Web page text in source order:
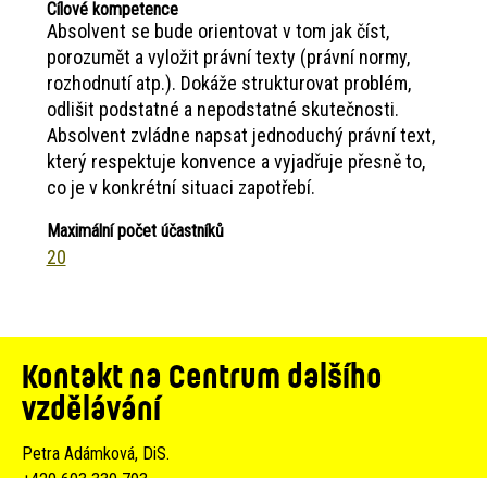
Cílové kompetence
Absolvent se bude orientovat v tom jak číst,
porozumět a vyložit právní texty (právní normy,
rozhodnutí atp.). Dokáže strukturovat problém,
odlišit podstatné a nepodstatné skutečnosti.
Absolvent zvládne napsat jednoduchý právní text,
který respektuje konvence a vyjadřuje přesně to,
co je v konkrétní situaci zapotřebí.
Maximální počet účastníků
20
Kontakt na Centrum dalšího
vzdělávání
Petra Adámková, DiS.